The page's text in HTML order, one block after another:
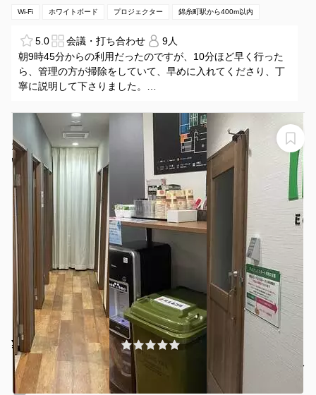
Wi-Fi ホワイトボード プロジェクター 錦糸町駅から400m以内
5.0 会議・打ち合わせ
9人
朝9時45分からの利用だったのですが、10分ほど早く行った
ら、管理の方が掃除をしていて、早めに入れてくださり、丁
寧に説明して下さりました。
【錦糸町駅から徒歩1分】モニター・フリードリンク付き
1名完全個室（ブース9）※予約時間前は入室不可
いいオフィス錦糸町
¥110 〜 ¥500 /時間
(0件)
錦糸町駅 徒歩3分東京都墨田区江東橋3-8-11
30分〜
営業時間：
00:00-24:00（全日）